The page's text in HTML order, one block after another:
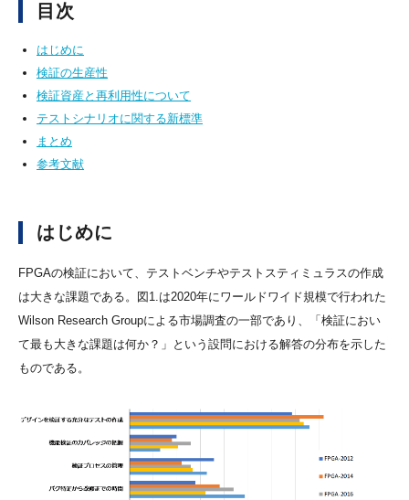
目次
はじめに
検証の生産性
検証資産と再利用性について
テストシナリオに関する新標準
まとめ
参考文献
はじめに
FPGAの検証において、テストベンチやテストスティミュラスの作成
は大きな課題である。図1.は2020年にワールドワイド規模で行われた
Wilson Research Groupによる市場調査の一部であり、「検証におい
て最も大きな課題は何か？」という設問における解答の分布を示した
ものである。